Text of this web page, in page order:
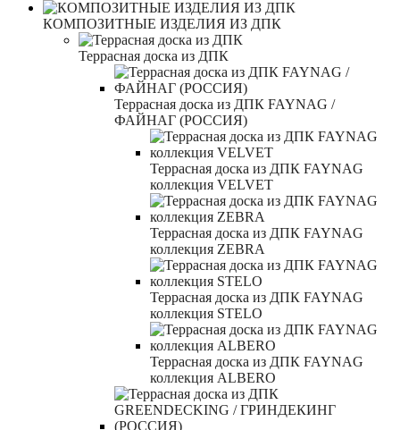
КОМПОЗИТНЫЕ ИЗДЕЛИЯ ИЗ ДПК
Террасная доска из ДПК
Террасная доска из ДПК FAYNAG /
ФАЙНАГ (РОССИЯ)
Террасная доска из ДПК FAYNAG
коллекция VELVET
Террасная доска из ДПК FAYNAG
коллекция ZEBRA
Террасная доска из ДПК FAYNAG
коллекция STELO
Террасная доска из ДПК FAYNAG
коллекция ALBERO